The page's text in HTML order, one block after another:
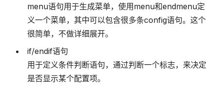
menu语句用于生成菜单，使用menu和endmenu定
义一个菜单，其中可以包含很多条config语句。这个
很简单，不做详细展开。
if/endif语句
用于定义条件判断语句，通过判断一个标志，来决定
是否显示某个配置项。